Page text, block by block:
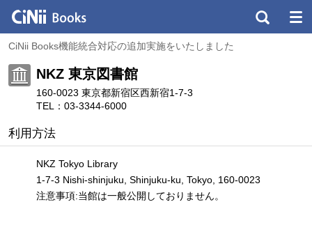
CiNii Books機能統合対応の追加実施をいたしました
NKZ 東京図書館
160-0023 東京都新宿区西新宿1-7-3
TEL：03-3344-6000
利用方法
NKZ Tokyo Library
1-7-3 Nishi-shinjuku, Shinjuku-ku, Tokyo, 160-0023
注意事項:当館は一般公開しておりません。